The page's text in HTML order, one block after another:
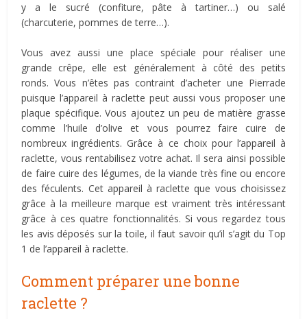
y a le sucré (confiture, pâte à tartiner…) ou salé
(charcuterie, pommes de terre…).
Vous avez aussi une place spéciale pour réaliser une
grande crêpe, elle est généralement à côté des petits
ronds. Vous n’êtes pas contraint d’acheter une Pierrade
puisque l’appareil à raclette peut aussi vous proposer une
plaque spécifique. Vous ajoutez un peu de matière grasse
comme l’huile d’olive et vous pourrez faire cuire de
nombreux ingrédients. Grâce à ce choix pour l’appareil à
raclette, vous rentabilisez votre achat. Il sera ainsi possible
de faire cuire des légumes, de la viande très fine ou encore
des féculents. Cet appareil à raclette que vous choisissez
grâce à la meilleure marque est vraiment très intéressant
grâce à ces quatre fonctionnalités. Si vous regardez tous
les avis déposés sur la toile, il faut savoir qu’il s’agit du Top
1 de l’appareil à raclette.
Comment préparer une bonne
raclette ?